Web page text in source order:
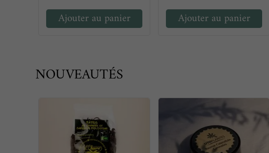
Ajouter au panier Ajouter au panier
NOUVEAUTÉS